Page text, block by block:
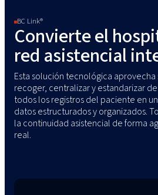
BC Link®
Convierte el
red asistencial
Esta solución tecnológica aprovecha
recoger, centralizar y estandarizar
todos los registros del paciente en
datos estructurados y organizados.
la continuidad asistencial de forma
real.